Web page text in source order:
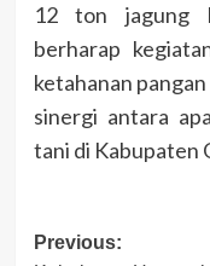
12 ton jagung
berharap
ketahanan
sinergi antara
tani di Kabupaten
Post
Previous: